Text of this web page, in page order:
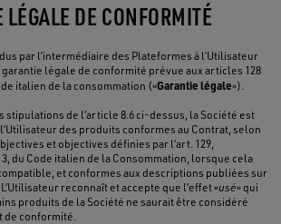
DE CONFORMITÉ
par l’intermédiaire des Plateformes à l’Utilisateur
légale de conformité prévue aux articles 128
italien de la consommation («Garantie légale»).
stipulations de l’article 8.6 ci-dessus, la Société est
des produits conformes au Contrat, selon
et objectives définies par l’art. 129,
du Code italien de la Consommation, lorsque cela
et conformes aux descriptions publiées sur
reconnaît et accepte que l’effet «usé» qui
produits de la Société ne saurait être considéré
de conformité.